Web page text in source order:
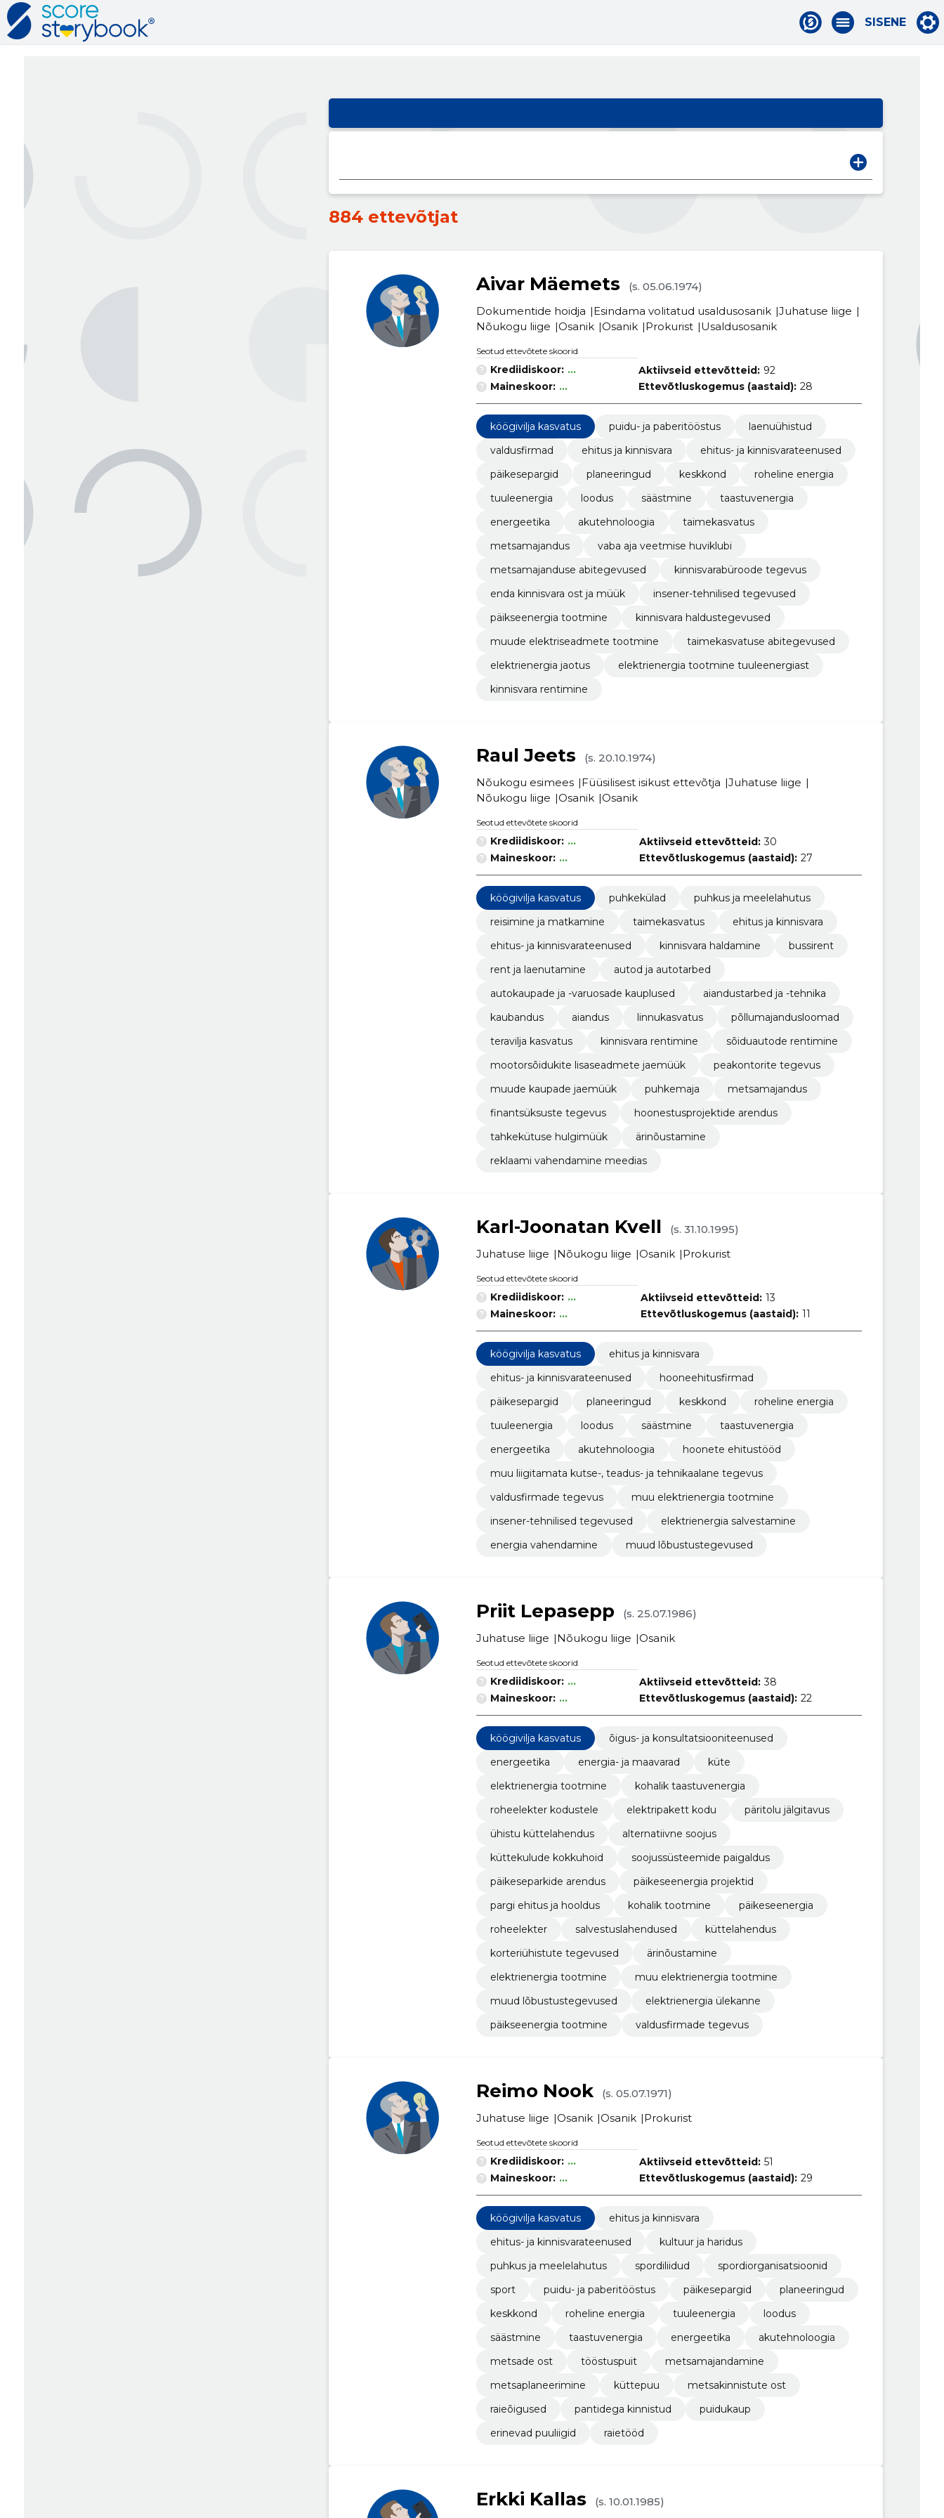
SISENE
884 ettevõtjat
Aivar Mäemets
(s. 05.06.1974)
Dokumentide hoidja
Esindama volitatud usaldusosanik Juhatuse liige
Nõukogu liige
Osanik Osanik Prokurist Usaldusosanik
Seotud ettevõtete skoorid
Krediidiskoor: ...
Maineskoor: ...
Aktiivseid ettevõtteid: 92
Ettevõtluskogemus (aastaid): 28
köögivilja kasvatus puidu- ja paberitööstus
laenuühistud
valdusfirmad
ehitus ja kinnisvara
ehitus- ja kinnisvarateenused
päikesepargid
planeeringud keskkond
roheline energia
tuuleenergia
loodus säästmine
taastuvenergia
energeetika
akutehnoloogia
taimekasvatus
metsamajandus
vaba aja veetmise huviklubi
metsamajanduse abitegevused
kinnisvarabüroode tegevus
enda kinnisvara ost ja müük
insener-tehnilised tegevused
päikseenergia tootmine
kinnisvara haldustegevused
muude elektriseadmete tootmine
taimekasvatuse abitegevused
elektrienergia jaotus
elektrienergia tootmine tuuleenergiast
kinnisvara rentimine
Raul Jeets
(s. 20.10.1974)
Nõukogu esimees
Füüsilisest isikust ettevõtja
Juhatuse liige
Nõukogu liige
Osanik Osanik
Seotud ettevõtete skoorid
Krediidiskoor: ...
Maineskoor: ...
Aktiivseid ettevõtteid: 30
Ettevõtluskogemus (aastaid): 27
köögivilja kasvatus puhkekülad
puhkus ja meelelahutus
reisimine ja matkamine
taimekasvatus
ehitus ja kinnisvara
ehitus- ja kinnisvarateenused
kinnisvara haldamine
bussirent
rent ja laenutamine
autod ja autotarbed
autokaupade ja -varuosade kauplused
aiandustarbed ja -tehnika
kaubandus
aiandus linnukasvatus
põllumajandusloomad
teravilja kasvatus
kinnisvara rentimine
sõiduautode rentimine
mootorsõidukite lisaseadmete jaemüük
peakontorite tegevus
muude kaupade jaemüük
puhkemaja
metsamajandus
finantsüksuste tegevus
hoonestusprojektide arendus
tahkekütuse hulgimüük
ärinõustamine
reklaami vahendamine meedias
Karl-Joonatan Kvell
(s. 31.10.1995)
Juhatuse liige
Nõukogu liige Osanik Prokurist
Seotud ettevõtete skoorid
Krediidiskoor: ...
Maineskoor: ...
Aktiivseid ettevõtteid: 13
Ettevõtluskogemus (aastaid): 11
köögivilja kasvatus
ehitus ja kinnisvara
ehitus- ja kinnisvarateenused
hooneehitusfirmad
päikesepargid
planeeringud keskkond
roheline energia
tuuleenergia
loodus säästmine
taastuvenergia
energeetika
akutehnoloogia
hoonete ehitustööd
muu liigitamata kutse-, teadus- ja tehnikaalane tegevus
valdusfirmade tegevus
muu elektrienergia tootmine
insener-tehnilised tegevused
elektrienergia salvestamine
energia vahendamine
muud lõbustustegevused
Priit Lepasepp
(s. 25.07.1986)
Juhatuse liige
Nõukogu liige Osanik
Seotud ettevõtete skoorid
Krediidiskoor: ...
Maineskoor: ...
Aktiivseid ettevõtteid: 38
Ettevõtluskogemus (aastaid): 22
köögivilja kasvatus
õigus- ja konsultatsiooniteenused
energeetika
energia- ja maavarad
küte
elektrienergia tootmine
kohalik taastuvenergia
roheelekter kodustele
elektripakett kodu
päritolu jälgitavus
ühistu küttelahendus
alternatiivne soojus
küttekulude kokkuhoid
soojussüsteemide paigaldus
päikeseparkide arendus
päikeseenergia projektid
pargi ehitus ja hooldus
kohalik tootmine
päikeseenergia
roheelekter
salvestuslahendused
küttelahendus
korteriühistute tegevused
ärinõustamine
elektrienergia tootmine
muu elektrienergia tootmine
muud lõbustustegevused
elektrienergia ülekanne
päikseenergia tootmine
valdusfirmade tegevus
Reimo Nook
(s. 05.07.1971)
Juhatuse liige
Osanik Osanik Prokurist
Seotud ettevõtete skoorid
Krediidiskoor: ...
Maineskoor: ...
Aktiivseid ettevõtteid: 51
Ettevõtluskogemus (aastaid): 29
köögivilja kasvatus
ehitus ja kinnisvara
ehitus- ja kinnisvarateenused
kultuur ja haridus
puhkus ja meelelahutus
spordiliidud
spordiorganisatsioonid
sport
puidu- ja paberitööstus päikesepargid
planeeringud
keskkond
roheline energia tuuleenergia
loodus
säästmine
taastuvenergia energeetika
akutehnoloogia
metsade ost
tööstuspuit
metsamajandamine
metsaplaneerimine
küttepuu
metsakinnistute ost
raieõigused
pantidega kinnistud
puidukaup
erinevad puuliigid
raietööd
Erkki Kallas (s. 10.01.1985)